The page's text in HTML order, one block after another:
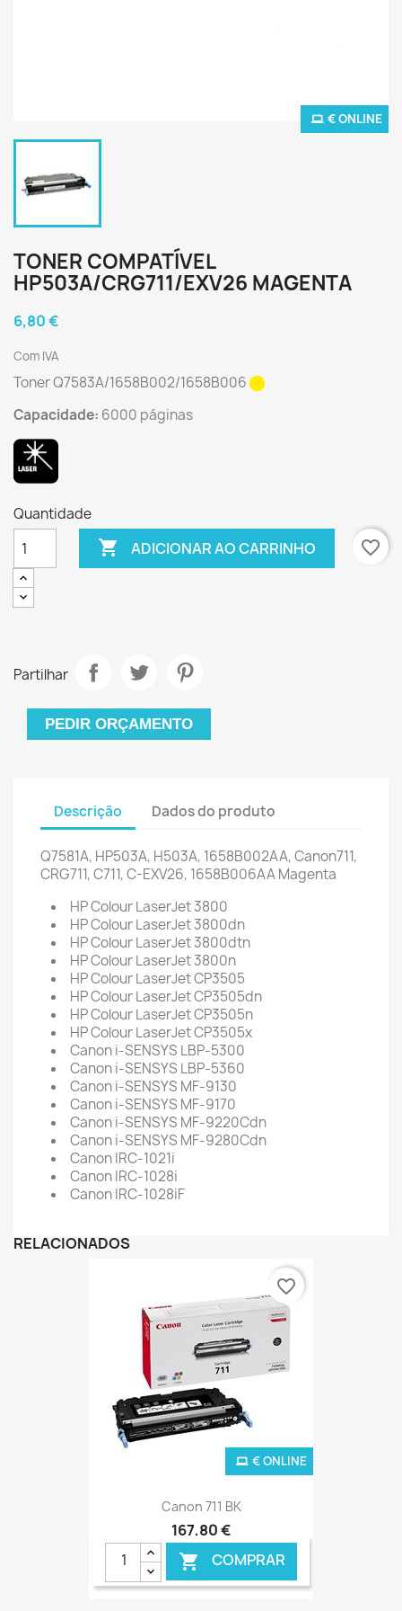
€ ONLINE
TONER COMPATÍVEL
HP503A/CRG711/EXV26 MAGENTA
6,80 €
Com IVA
Toner Q7583A/1658B002/1658B006
Capacidade: 6000 páginas
Quantidade
 ADICIONAR AO CARRINHO favorite_border
Partilhar
PEDIR ORÇAMENTO
Descrição Dados do produto
Q7581A, HP503A, H503A, 1658B002AA, Canon711,
CRG711, C711,C-EXV26, 1658B006AAMagenta
HP Colour LaserJet 3800
HP Colour LaserJet 3800dn
HP Colour LaserJet 3800dtn
HP Colour LaserJet 3800n
HP Colour LaserJet CP3505
HP Colour LaserJet CP3505dn
HP Colour LaserJet CP3505n
HP Colour LaserJet CP3505x
Canon i-SENSYS LBP-5300
Canon i-SENSYS LBP-5360
Canon i-SENSYS MF-9130
Canon i-SENSYS MF-9170
Canon i-SENSYS MF-9220Cdn
Canon i-SENSYS MF-9280Cdn
Canon IRC-1021i
Canon IRC-1028i
Canon IRC-1028iF
RELACIONADOS
Canon 711 BK
167,80 €
 COMPRAR
€ ONLINE
favorite_border